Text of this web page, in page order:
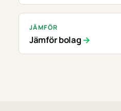
JÄMFÖR
Jämför bolag